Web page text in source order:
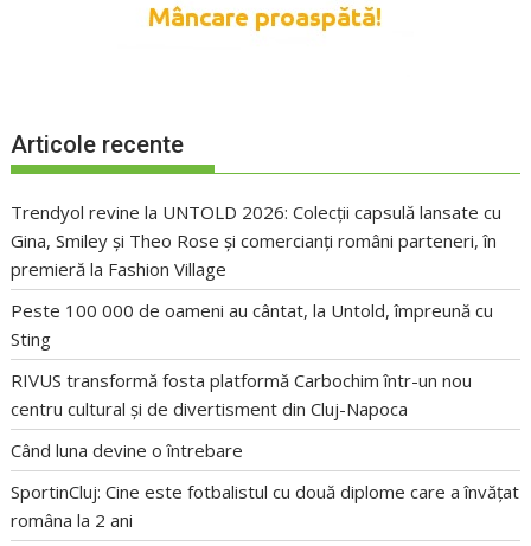
Articole recente
Trendyol revine la UNTOLD 2026: Colecții capsulă lansate cu
Gina, Smiley și Theo Rose și comercianți români parteneri, în
premieră la Fashion Village
Peste 100 000 de oameni au cântat, la Untold, împreună cu
Sting
RIVUS transformă fosta platformă Carbochim într-un nou
centru cultural și de divertisment din Cluj-Napoca
Când luna devine o întrebare
SportinCluj: Cine este fotbalistul cu două diplome care a învățat
româna la 2 ani